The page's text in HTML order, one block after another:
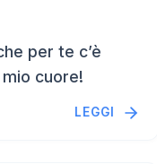
per te c’è
cuore!
LEGGI